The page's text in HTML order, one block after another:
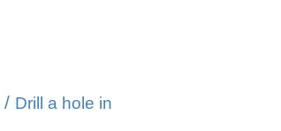
/ Drill a hole in